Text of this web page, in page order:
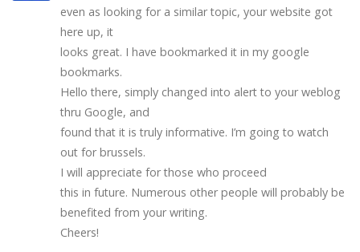
even as looking for a similar topic, your website got
here up, it
looks great. I have bookmarked it in my google
bookmarks.
Hello there, simply changed into alert to your weblog
thru Google, and
found that it is truly informative. I’m going to watch
out for brussels.
I will appreciate for those who proceed
this in future. Numerous other people will probably be
benefited from your writing.
Cheers!